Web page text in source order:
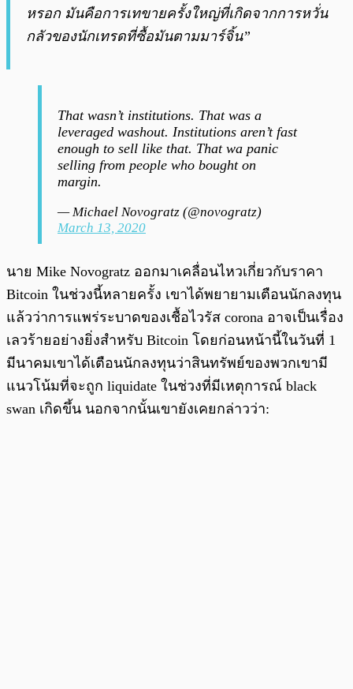
หรอก มันคือการเทขายครั้งใหญ่ที่เกิดจากการหวั่น
กลัวของนักเทรดที่ซื้อมันตามมาร์จิ้น”
That wasn’t institutions. That was a
leveraged washout. Institutions aren’t fast
enough to sell like that. That wa panic
selling from people who bought on
margin.
— Michael Novogratz (@novogratz)
March 13, 2020
นาย Mike Novogratz ออกมาเคลื่อนไหวเกี่ยวกับราคา
Bitcoin ในช่วงนี้หลายครั้ง เขาได้พยายามเตือนนักลงทุน
แล้วว่าการแพร่ระบาดของเชื้อไวรัส corona อาจเป็นเรื่อง
เลวร้ายอย่างยิ่งสำหรับ Bitcoin โดยก่อนหน้านี้ในวันที่ 1
มีนาคมเขาได้เตือนนักลงทุนว่าสินทรัพย์ของพวกเขามี
แนวโน้มที่จะถูก liquidate ในช่วงที่มีเหตุการณ์ black
swan เกิดขึ้น นอกจากนั้นเขายังเคยกล่าวว่า: